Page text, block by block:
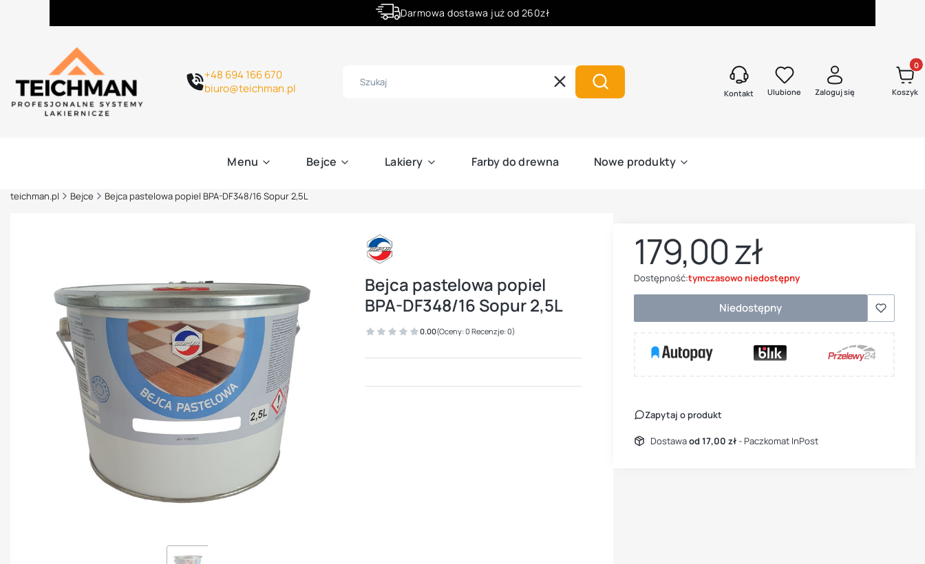
Darmowa dostawa już od 260zł
+48 694 166 670
biuro@teichman.pl
Wyczyść Szukaj Kontakt Ulubione Zaloguj się Koszyk
Menu Bejce Lakiery Farby do drewna Nowe produkty
teichman.pl Bejce Bejca pastelowa popiel BPA-DF348/16 Sopur 2,5L
Bejca pastelowa popiel
BPA-DF348/16 Sopur 2,5L
0.00(Oceny: 0 Recenzje: 0)
Cena
179,00 zł
Dostępność:tymczasowo niedostępny
Niedostępny
Zapytaj o produkt
Dostawaod 17,00 zł- Paczkomat InPost